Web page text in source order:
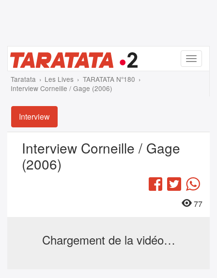
Menu
Taratata Les Lives
TARATATA N°180
Interview Corneille / Gage (2006)
Interview
Interview Corneille / Gage
(2006)
Facebook
Twitter
77
Chargement de la vidéo…